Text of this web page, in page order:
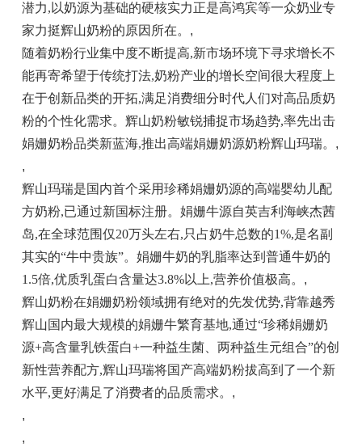
潜力,以奶源为基础的硬核实力正是高鸿宾等一众奶业专
家力挺辉山奶粉的原因所在。 ,
随着奶粉行业集中度不断提高,新市场环境下寻求增长不
能再寄希望于传统打法,奶粉产业的增长空间很大程度上
在于创新品类的开拓,满足消费细分时代人们对高品质奶
粉的个性化需求。辉山奶粉敏锐捕捉市场趋势,率先出击
娟姗奶粉品类新蓝海,推出高端娟姗奶源奶粉辉山玛瑞。 ,
,
辉山玛瑞是国内首个采用珍稀娟姗奶源的高端婴幼儿配
方奶粉,已通过新国标注册。娟姗牛源自英吉利海峡杰茜
岛,在全球范围仅20万头左右,只占奶牛总数的1%,是名副
其实的“牛中贵族”。娟姗牛奶的乳脂率达到普通牛奶的
1.5倍,优质乳蛋白含量达3.8%以上,营养价值极高。 ,
辉山奶粉在娟姗奶粉领域拥有绝对的先发优势,背靠越秀
辉山国内最大规模的娟姗牛繁育基地,通过“珍稀娟姗奶
源+高含量乳铁蛋白+一种益生菌、两种益生元组合”的创
新性营养配方,辉山玛瑞将国产高端奶粉拔高到了一个新
水平,更好满足了消费者的品质需求。 ,
,
,